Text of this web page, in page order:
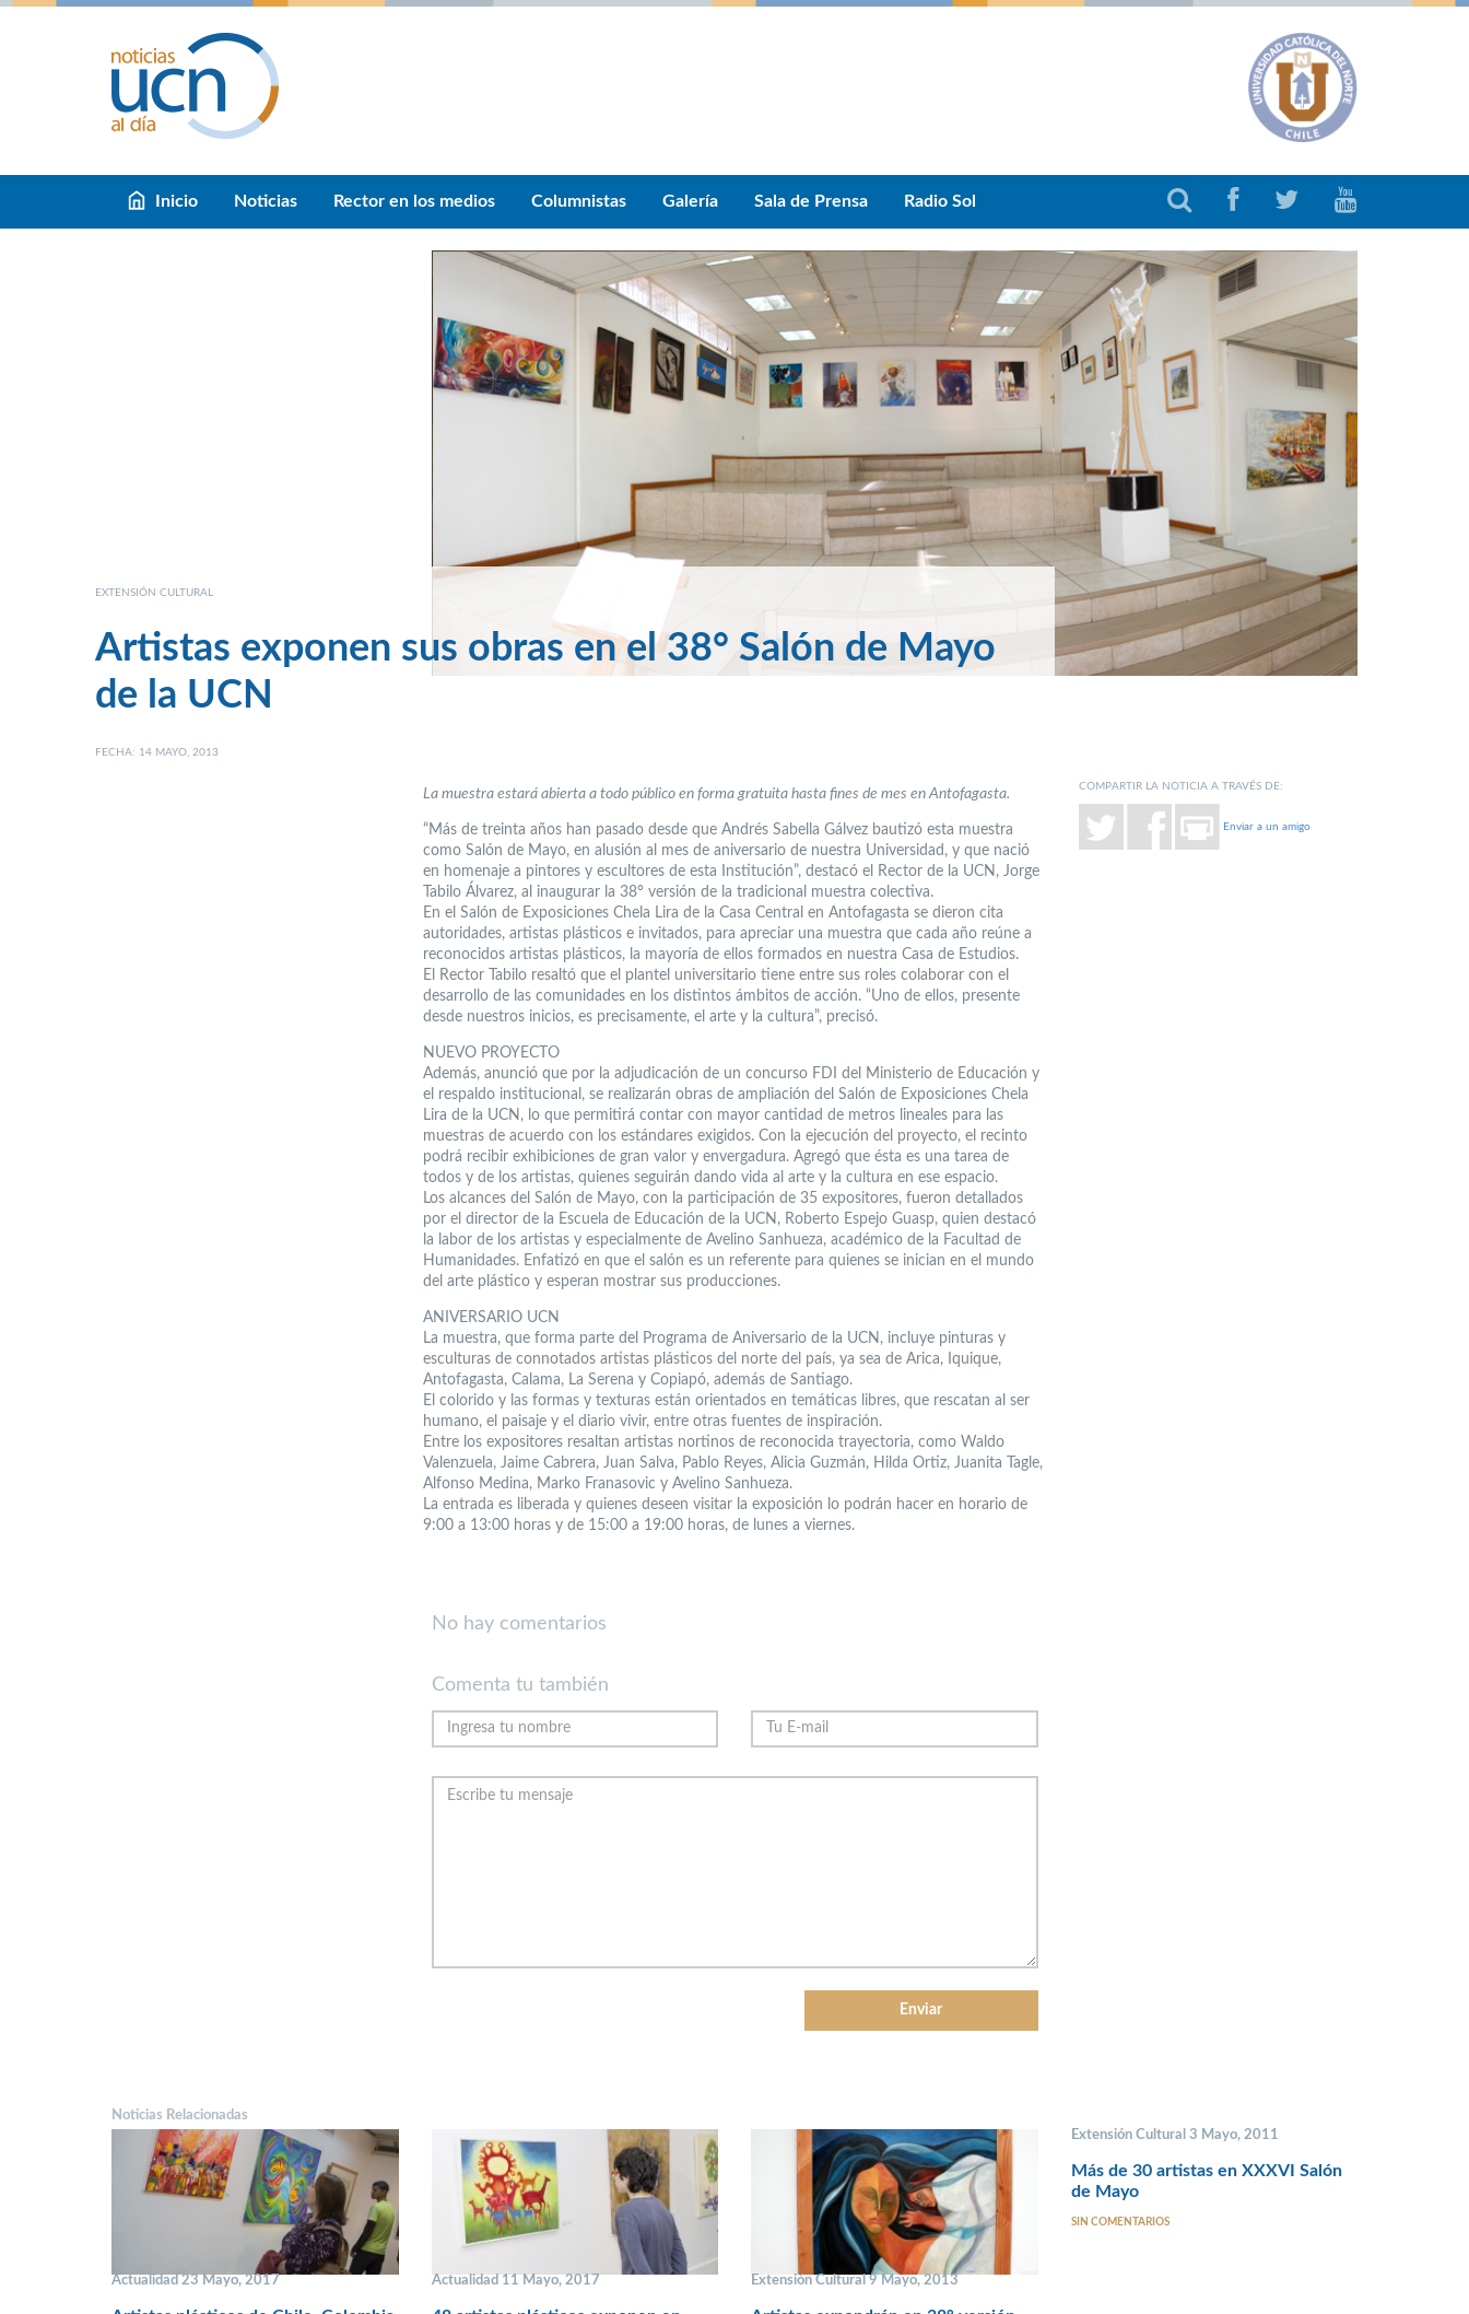
Inicio Noticias Rector en los medios Columnistas Galería Sala de Prensa Radio Sol
EXTENSIÓN CULTURAL
Artistas exponen sus obras en el 38° Salón de Mayo
de la UCN
FECHA: 14 MAYO, 2013
La muestra estará abierta a todo público en forma gratuita hasta fines de mes en Antofagasta.
“Más de treinta años han pasado desde que Andrés Sabella Gálvez bautizó esta muestra
como Salón de Mayo, en alusión al mes de aniversario de nuestra Universidad, y que nació
en homenaje a pintores y escultores de esta Institución”, destacó el Rector de la UCN, Jorge
Tabilo Álvarez, al inaugurar la 38° versión de la tradicional muestra colectiva.
En el Salón de Exposiciones Chela Lira de la Casa Central en Antofagasta se dieron cita
autoridades, artistas plásticos e invitados, para apreciar una muestra que cada año reúne a
reconocidos artistas plásticos, la mayoría de ellos formados en nuestra Casa de Estudios.
El Rector Tabilo resaltó que el plantel universitario tiene entre sus roles colaborar con el
desarrollo de las comunidades en los distintos ámbitos de acción. “Uno de ellos, presente
desde nuestros inicios, es precisamente, el arte y la cultura”, precisó.
NUEVO PROYECTO
Además, anunció que por la adjudicación de un concurso FDI del Ministerio de Educación y
el respaldo institucional, se realizarán obras de ampliación del Salón de Exposiciones Chela
Lira de la UCN, lo que permitirá contar con mayor cantidad de metros lineales para las
muestras de acuerdo con los estándares exigidos. Con la ejecución del proyecto, el recinto
podrá recibir exhibiciones de gran valor y envergadura. Agregó que ésta es una tarea de
todos y de los artistas, quienes seguirán dando vida al arte y la cultura en ese espacio.
Los alcances del Salón de Mayo, con la participación de 35 expositores, fueron detallados
por el director de la Escuela de Educación de la UCN, Roberto Espejo Guasp, quien destacó
la labor de los artistas y especialmente de Avelino Sanhueza, académico de la Facultad de
Humanidades. Enfatizó en que el salón es un referente para quienes se inician en el mundo
del arte plástico y esperan mostrar sus producciones.
ANIVERSARIO UCN
La muestra, que forma parte del Programa de Aniversario de la UCN, incluye pinturas y
esculturas de connotados artistas plásticos del norte del país, ya sea de Arica, Iquique,
Antofagasta, Calama, La Serena y Copiapó, además de Santiago.
El colorido y las formas y texturas están orientados en temáticas libres, que rescatan al ser
humano, el paisaje y el diario vivir, entre otras fuentes de inspiración.
Entre los expositores resaltan artistas nortinos de reconocida trayectoria, como Waldo
Valenzuela, Jaime Cabrera, Juan Salva, Pablo Reyes, Alicia Guzmán, Hilda Ortiz, Juanita Tagle,
Alfonso Medina, Marko Franasovic y Avelino Sanhueza.
La entrada es liberada y quienes deseen visitar la exposición lo podrán hacer en horario de
9:00 a 13:00 horas y de 15:00 a 19:00 horas, de lunes a viernes.
COMPARTIR LA NOTICIA A TRAVÉS DE:
Enviar a un amigo
No hay comentarios
Comenta tu también
Noticias Relacionadas
Actualidad 23 Mayo, 2017 Actualidad 11 Mayo, 2017 Extensión Cultural 9 Mayo, 2013
Extensión Cultural 3 Mayo, 2011
Más de 30 artistas en XXXVI Salón
de Mayo
SIN COMENTARIOS